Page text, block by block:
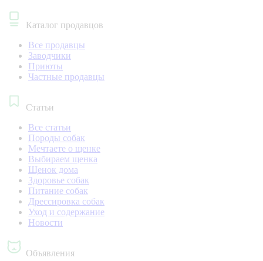
Каталог продавцов
Все продавцы
Заводчики
Приюты
Частные продавцы
Статьи
Все статьи
Породы собак
Мечтаете о щенке
Выбираем щенка
Щенок дома
Здоровье собак
Питание собак
Дрессировка собак
Уход и содержание
Новости
Объявления